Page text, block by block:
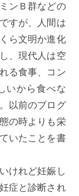
ンＢ群などの
すが、人間は
ら文明か進化
、現代人は空
る食事、コン
いから食べな
以前のブログ
の時よりも栄
いたことを書
けれど妊娠し
症と診断され